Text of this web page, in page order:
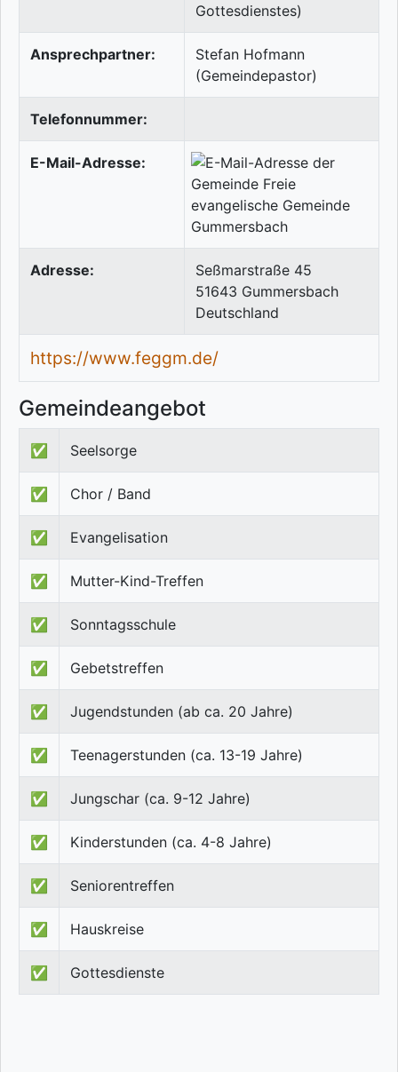
Gottesdienstes)
Ansprechpartner:
Stefan Hofmann
(Gemeindepastor)
Telefonnummer:
E-Mail-Adresse:
Adresse:
Seßmarstraße 45
51643 Gummersbach
Deutschland
https://www.feggm.de/
Gemeindeangebot
✅ Seelsorge
✅ Chor / Band
✅ Evangelisation
✅ Mutter-Kind-Treffen
✅ Sonntagsschule
✅ Gebetstreffen
✅ Jugendstunden (ab ca. 20 Jahre)
✅ Teenagerstunden (ca. 13-19 Jahre)
✅ Jungschar (ca. 9-12 Jahre)
✅ Kinderstunden (ca. 4-8 Jahre)
✅ Seniorentreffen
✅ Hauskreise
✅ Gottesdienste